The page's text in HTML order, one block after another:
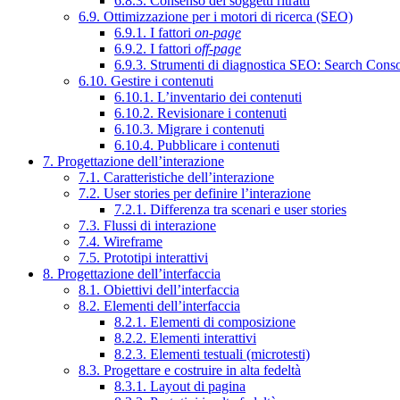
6.9. Ottimizzazione per i motori di ricerca (SEO)
6.9.1. I fattori on-page
6.9.2. I fattori off-page
6.9.3. Strumenti di diagnostica SEO: Search
6.10. Gestire i contenuti
6.10.1. L’inventario dei contenuti
6.10.2. Revisionare i contenuti
6.10.3. Migrare i contenuti
6.10.4. Pubblicare i contenuti
7. Progettazione dell’interazione
7.1. Caratteristiche dell’interazione
7.2. User stories per definire l’interazione
7.2.1. Differenza tra scenari e user stories
7.3. Flussi di interazione
7.4. Wireframe
7.5. Prototipi interattivi
8. Progettazione dell’interfaccia
8.1. Obiettivi dell’interfaccia
8.2. Elementi dell’interfaccia
8.2.1. Elementi di composizione
8.2.2. Elementi interattivi
8.2.3. Elementi testuali (microtesti)
8.3. Progettare e costruire in alta fedeltà
8.3.1. Layout di pagina